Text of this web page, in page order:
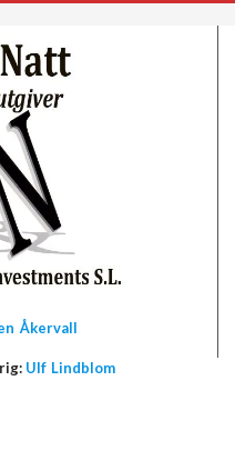
Åkervall
Ulf Lindblom